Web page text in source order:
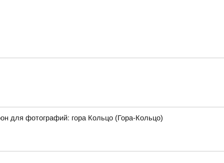
для фотографий: гора Кольцо (Гора-Кольцо)